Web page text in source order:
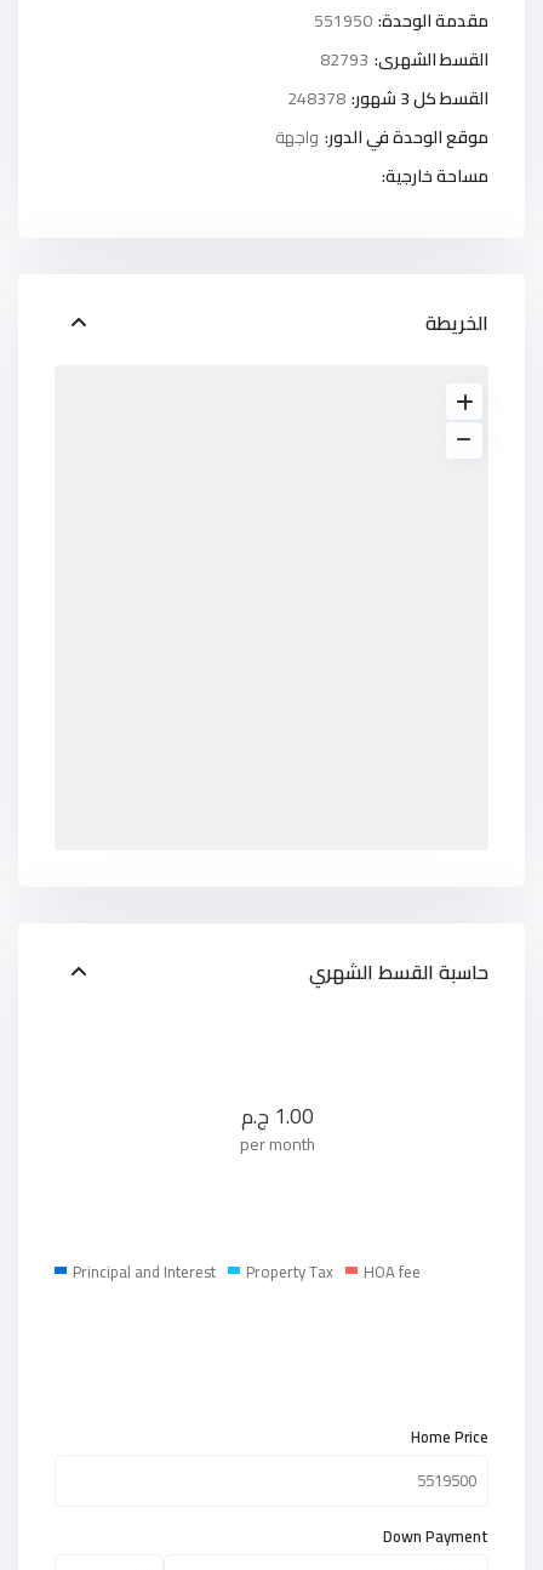
مقدمة الوحدة:551950
القسط الشهرى: 82793
القسط كل 3 شهور:
248378
موقع الوحدة في الدور: واجهة
مساحة خارجية:
الخريطة
حاسبة القسط الشهري
1.00 ج.م
per month
Principal and Interest Property Tax HOA fee
Home Price
Down Payment